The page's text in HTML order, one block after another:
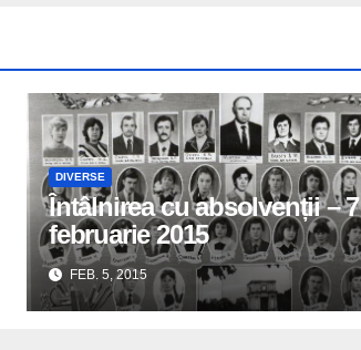
DIVERSE
Întâlnirea cu absolvenții – 7
februarie 2015
FEB. 5, 2015